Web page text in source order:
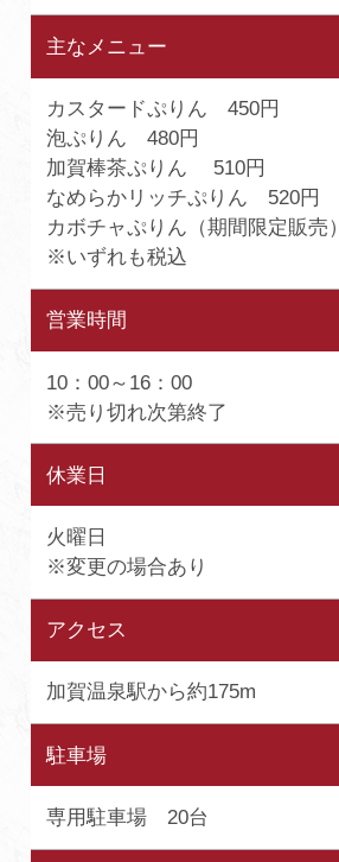
主なメニュー
カスタードぷりん 450円
泡ぷりん 480円
加賀棒茶ぷりん 510円
なめらかリッチぷりん 520円
カボチャぷりん（期間限定販売）
※いずれも税込
営業時間
10：00～16：00
※売り切れ次第終了
休業日
火曜日
※変更の場合あり
アクセス
加賀温泉駅から約175m
駐車場
専用駐車場 20台